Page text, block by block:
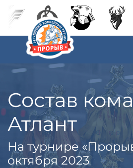
Состав
Атлант
На турнире
октября 2023